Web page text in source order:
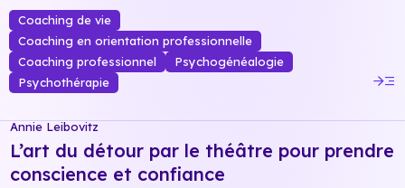
Coaching de vie
Coaching en orientation professionnelle
Coaching professionnel
Psychogénéalogie
Psychothérapie
read_more
Annie Leibovitz
L’art du détour par le théâtre pour prendre
conscience et confiance